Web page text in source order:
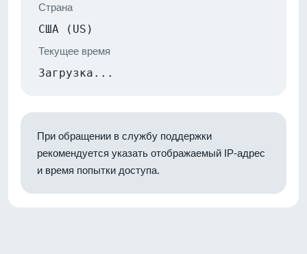
Страна
США (US)
Текущее время
Загрузка...
При обращении в службу поддержки
рекомендуется указать отображаемый IP-адрес
и время попытки доступа.